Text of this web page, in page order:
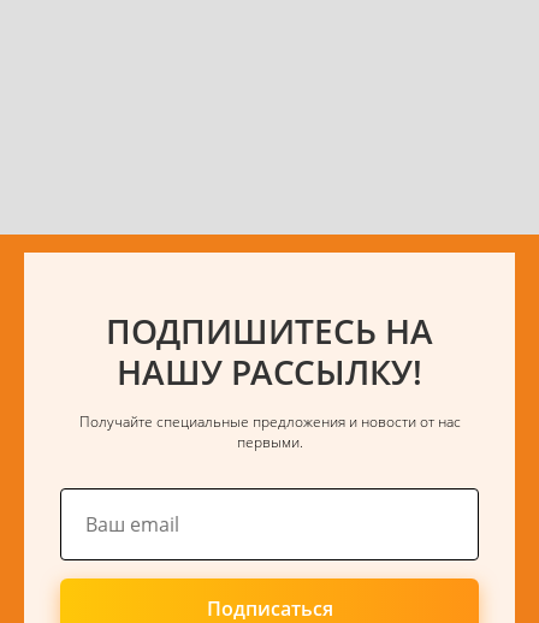
ПОДПИШИТЕСЬ НА
НАШУ РАССЫЛКУ!
Получайте специальные предложения и новости от нас
первыми.
Подписаться